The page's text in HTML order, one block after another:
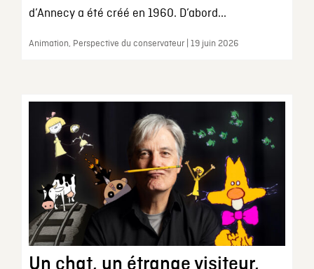
d’Annecy a été créé en 1960. D’abord...
Animation, Perspective du conservateur | 19 juin 2026
Un chat, un étrange visiteur,